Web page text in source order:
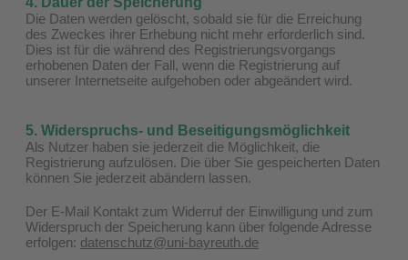
Die Daten werden gelöscht, sobald sie für die Erreichung
des Zweckes ihrer Erhebung nicht mehr erforderlich sind.
Dies ist für die während des Registrierungsvorgangs
erhobenen Daten der Fall, wenn die Registrierung auf
unserer Internetseite aufgehoben oder abgeändert wird.
5. Widerspruchs- und Beseitigungsmöglichkeit
Als Nutzer haben sie jederzeit die Möglichkeit, die
Registrierung aufzulösen. Die über Sie gespeicherten Daten
können Sie jederzeit abändern lassen.
Der E-Mail Kontakt zum Widerruf der Einwilligung und zum
Widerspruch der Speicherung kann über folgende Adresse
erfolgen: datenschutz@uni-bayreuth.de